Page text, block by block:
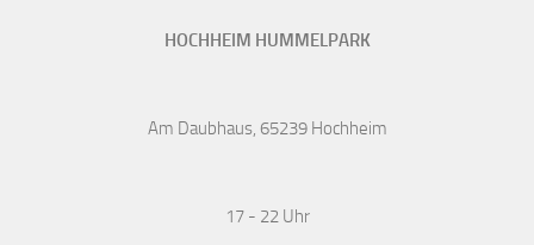
HOCHHEIM HUMMELPARK
Am Daubhaus, 65239 Hochheim
17 - 22 Uhr